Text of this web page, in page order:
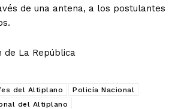
de una antena, a los postulantes
de La República
del Altiplano
Policía Nacional
del Altiplano